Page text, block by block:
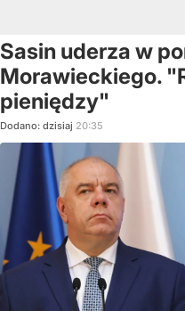
Sasin uderza w
Morawieckiego.
pieniędzy"
Dodano: dzisiaj 20:35